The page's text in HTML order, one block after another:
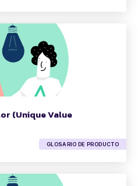
(Unique Value
GLOSARIO DE PRODUCTO